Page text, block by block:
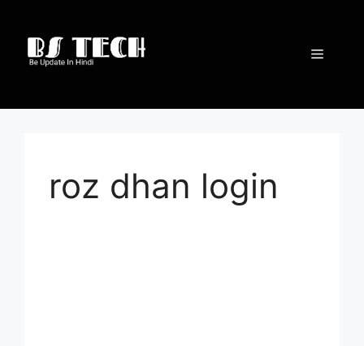
content
Menu
roz dhan login